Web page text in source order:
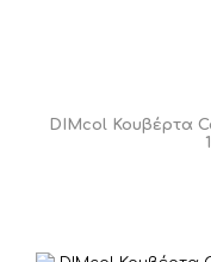
DIMcol Κουβέρτα